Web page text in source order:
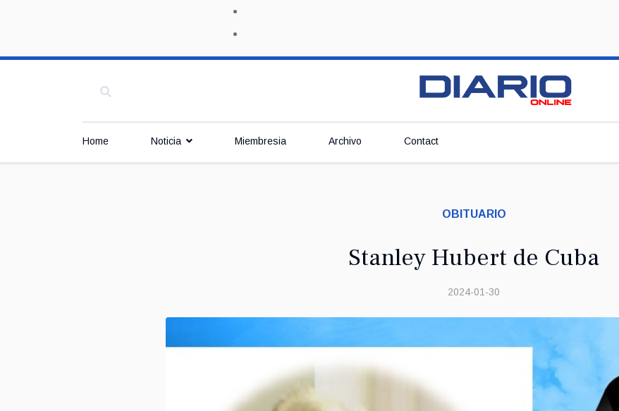
Home Noticia Miembresia Archivo Contact
OBITUARIO
Stanley Hubert de Cuba
2024-01-30